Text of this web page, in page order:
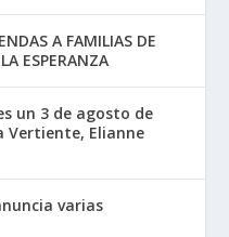
A FAMILIAS DE
ESPERANZA
un 3 de agosto de
Vertiente, Elianne
varias